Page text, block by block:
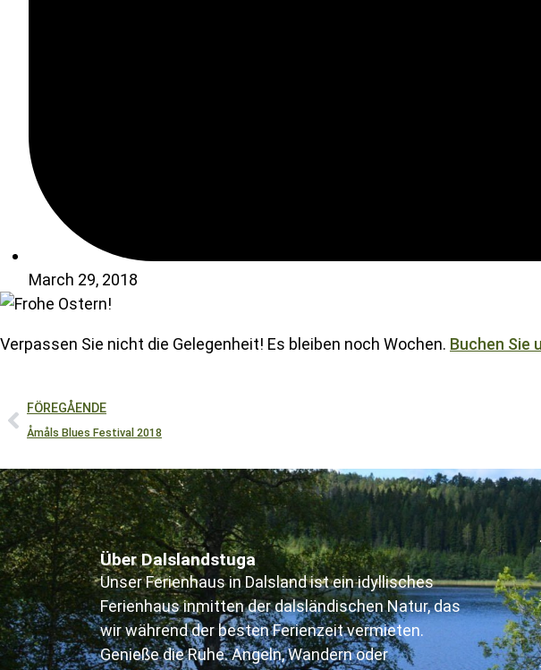
March 29, 2018
Verpassen Sie nicht die Gelegenheit! Es bleiben noch Wochen. Buchen Sie
FÖREGÅENDE
Åmåls Blues Festival 2018
Über Dalslandstuga
Unser Ferienhaus in Dalsland ist ein idyllisches
Ferienhaus inmitten der dalsländischen Natur, das
wir während der besten Ferienzeit vermieten.
Genieße die Ruhe. Angeln, Wandern oder